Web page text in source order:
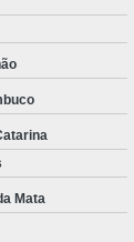
Mata